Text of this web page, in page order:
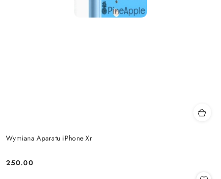
Wymiana Aparatu iPhone Xr
Cena:
250.00